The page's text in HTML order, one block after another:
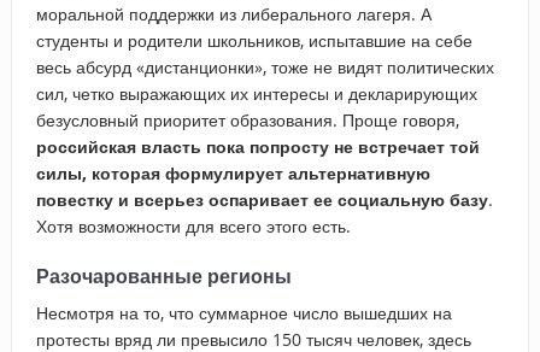
моральной поддержки из либерального лагеря. А
студенты и родители школьников, испытавшие на себе
весь абсурд «дистанционки», тоже не видят политических
сил, четко выражающих их интересы и декларирующих
безусловный приоритет образования. Проще говоря,
российская власть пока попросту не встречает той
силы, которая формулирует альтернативную
повестку и всерьез оспаривает ее социальную базу.
Хотя возможности для всего этого есть.
Разочарованные регионы
Несмотря на то, что суммарное число вышедших на
протесты вряд ли превысило 150 тысяч человек, здесь